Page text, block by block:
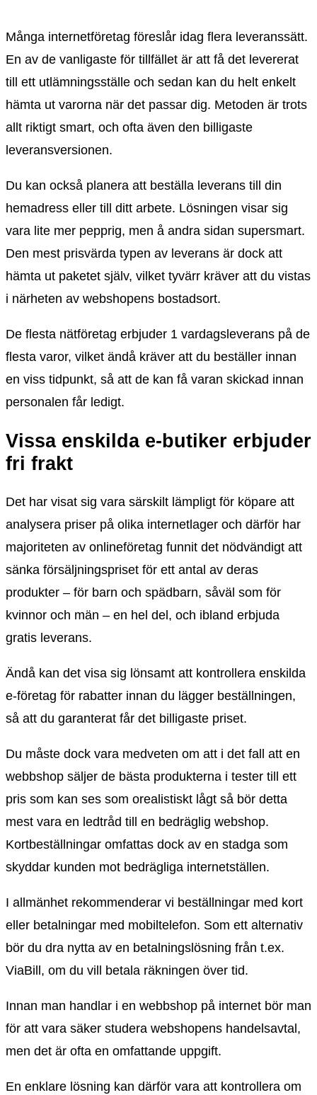
Många internetföretag föreslår idag flera leveranssätt.
En av de vanligaste för tillfället är att få det levererat
till ett utlämningsställe och sedan kan du helt enkelt
hämta ut varorna när det passar dig. Metoden är trots
allt riktigt smart, och ofta även den billigaste
leveransversionen.
Du kan också planera att beställa leverans till din
hemadress eller till ditt arbete. Lösningen visar sig
vara lite mer pepprig, men å andra sidan supersmart.
Den mest prisvärda typen av leverans är dock att
hämta ut paketet själv, vilket tyvärr kräver att du vistas
i närheten av webshopens bostadsort.
De flesta nätföretag erbjuder 1 vardagsleverans på de
flesta varor, vilket ändå kräver att du beställer innan
en viss tidpunkt, så att de kan få varan skickad innan
personalen får ledigt.
Vissa enskilda e-butiker erbjuder
fri frakt
Det har visat sig vara särskilt lämpligt för köpare att
analysera priser på olika internetlager och därför har
majoriteten av onlineföretag funnit det nödvändigt att
sänka försäljningspriset för ett antal av deras
produkter – för barn och spädbarn, såväl som för
kvinnor och män – en hel del, och ibland erbjuda
gratis leverans.
Ändå kan det visa sig lönsamt att kontrollera enskilda
e-företag för rabatter innan du lägger beställningen,
så att du garanterat får det billigaste priset.
Du måste dock vara medveten om att i det fall att en
webbshop säljer de bästa produkterna i tester till ett
pris som kan ses som orealistiskt lågt så bör detta
mest vara en ledtråd till en bedräglig webshop.
Kortbeställningar omfattas dock av en stadga som
skyddar kunden mot bedrägliga internetställen.
I allmänhet rekommenderar vi beställningar med kort
eller betalningar med mobiltelefon. Som ett alternativ
bör du dra nytta av en betalningslösning från t.ex.
ViaBill, om du vill betala räkningen över tid.
Innan man handlar i en webbshop på internet bör man
för att vara säker studera webshopens handelsavtal,
men det är ofta en omfattande uppgift.
En enklare lösning kan därför vara att kontrollera om